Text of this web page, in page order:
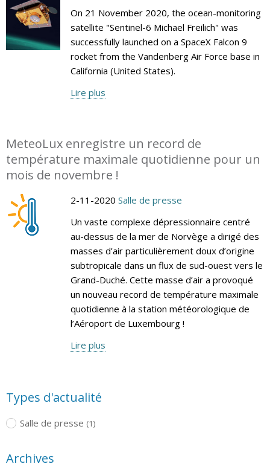
On 21 November 2020, the ocean-monitoring
satellite "Sentinel-6 Michael Freilich" was
successfully launched on a SpaceX Falcon 9
rocket from the Vandenberg Air Force base in
California (United States).
Lire plus
MeteoLux enregistre un record de
température maximale quotidienne pour un
mois de novembre !
2-11-2020 Salle de presse
Un vaste complexe dépressionnaire centré
au-dessus de la mer de Norvège a dirigé des
masses d’air particulièrement doux d’origine
subtropicale dans un flux de sud-ouest vers le
Grand-Duché. Cette masse d’air a provoqué
un nouveau record de température maximale
quotidienne à la station météorologique de
l’Aéroport de Luxembourg !
Lire plus
Types d'actualité
Salle de presse (1)
Archives